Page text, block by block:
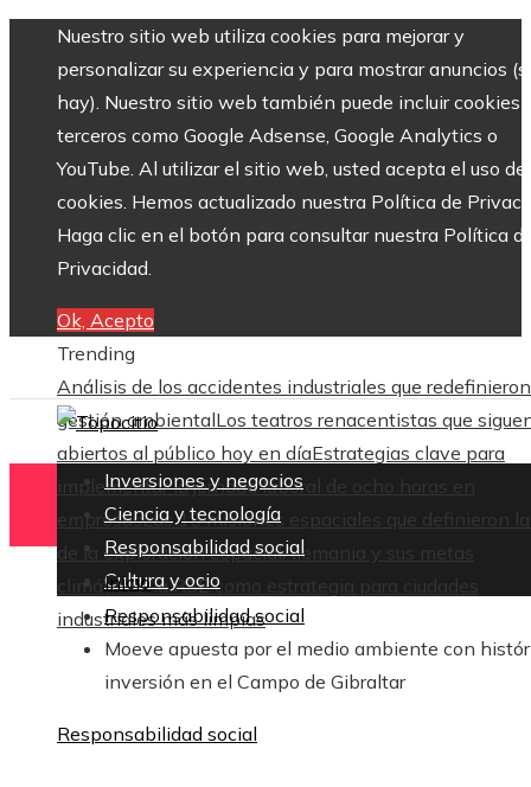
Nuestro sitio web utiliza cookies para mejorar y
personalizar su experiencia y para mostrar anuncios
hay). Nuestro sitio web también puede incluir cookies
terceros como Google Adsense, Google Analytics o
YouTube. Al utilizar el sitio web, usted acepta el uso de
cookies. Hemos actualizado nuestra Política de
Haga clic en el botón para consultar nuestra Política
Privacidad.
Ok, Acepto
Trending
Análisis de los accidentes industriales que
gestión ambientalLos teatros renacentistas que
abiertos al público hoy en díaEstrategias clave para
implementar la jornada laboral de ocho horas en
empresasLas 15 misiones espaciales que definieron
de la exploración espacialAlemania y sus metas
climáticas: la RSE como estrategia para ciudades
industriales más limpias
Inversiones y negocios
Ciencia y tecnología
Responsabilidad social
Cultura y ocio
Inicio
Responsabilidad social
Moeve apuesta por el medio ambiente con
inversión en el Campo de Gibraltar
Responsabilidad social